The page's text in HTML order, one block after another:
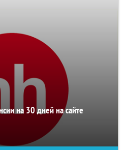
на 30 дней на сайте